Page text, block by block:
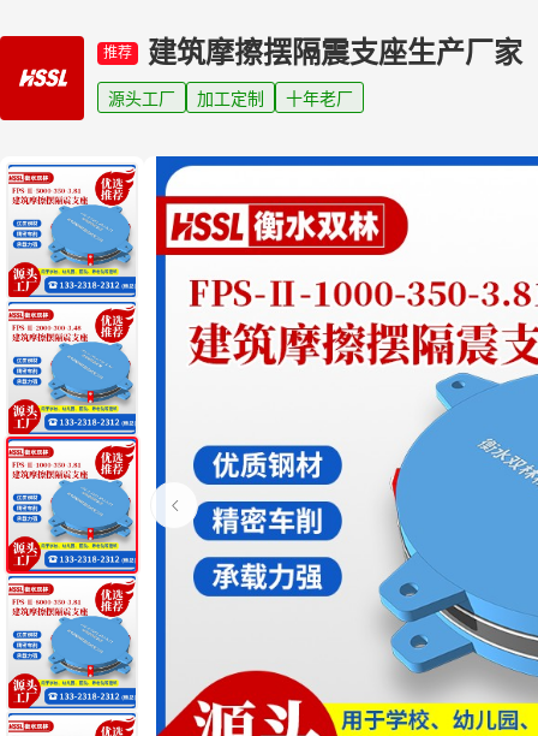
推荐 建筑摩擦摆隔震支座生产厂家
源头工厂 加工定制 十年老厂